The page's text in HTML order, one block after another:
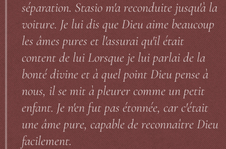
séparation. Stasio m'a reconduite jusqu'à la
voiture. Je lui dis que Dieu aime beaucoup
les âmes pures et l'assurai qu'il était
content de lui Lorsque je lui parlai de la
bonté divine et à quel point Dieu pense à
nous, il se mit à pleurer comme un petit
enfant. Je n'en fut pas étonnée, car c'était
une âme pure, capable de reconnaître Dieu
facilement.